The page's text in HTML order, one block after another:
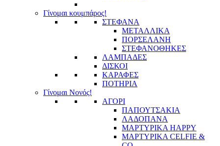
Γίνομαι κουμπάρος!
ΣΤΕΦΑΝΑ
ΜΕΤΑΛΛΙΚΑ
ΠΟΡΣΕΛΑΝΗ
ΣΤΕΦΑΝΟΘΗΚΕΣ
ΛΑΜΠΑΔΕΣ
ΔΙΣΚΟΙ
ΚΑΡΑΦΕΣ
ΠΟΤΗΡΙΑ
Γίνομαι Νονός!
ΑΓΟΡΙ
ΠΑΠΟΥΤΣΑΚΙΑ
ΛΑΔΟΠΑΝΑ
ΜΑΡΤΥΡΙΚΑ HAPPY
ΜΑΡΤΥΡΙΚΑ CELFIE &